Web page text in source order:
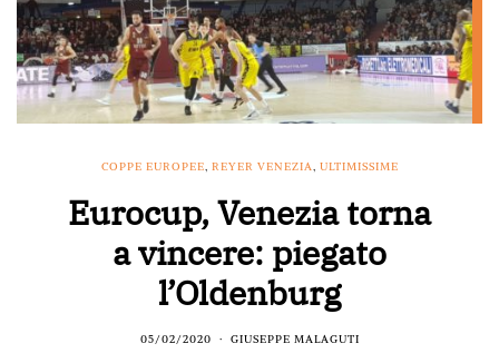
COPPE EUROPEE, REYER VENEZIA, ULTIMISSIME
Eurocup, Venezia torna
a vincere: piegato
l’Oldenburg
05/02/2020 GIUSEPPE MALAGUTI